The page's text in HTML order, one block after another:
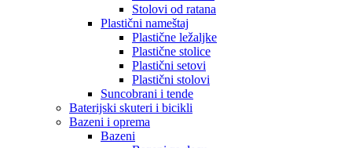
Stolovi od ratana
Plastični nameštaj
Plastične ležaljke
Plastične stolice
Plastični setovi
Plastični stolovi
Suncobrani i tende
Baterijski skuteri i bicikli
Bazeni i oprema
Bazeni